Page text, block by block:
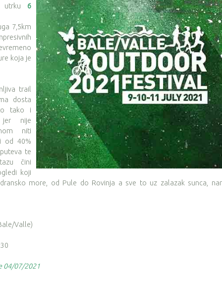
utrku 6
7,5km
koja je
trail
dosta
tako i
jer nije
niti
od 40%
te
čini
koji
more, od Pule do Rovinja a sve to uz zalazak sunca,
Valle)
04/07/2021